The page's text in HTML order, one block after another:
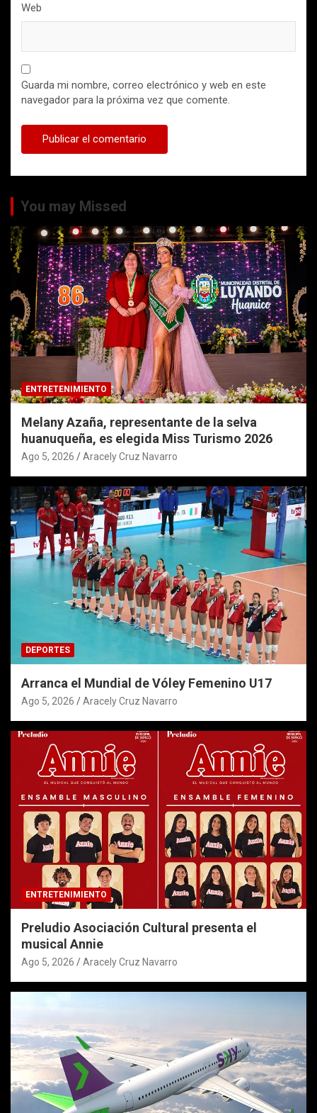
Web
Guarda mi nombre, correo electrónico y web en este
navegador para la próxima vez que comente.
You may Missed
ENTRETENIMIENTO
Melany Azaña, representante de la selva
huanuqueña, es elegida Miss Turismo 2026
Ago 5, 2026 Aracely Cruz Navarro
DEPORTES
Arranca el Mundial de Vóley Femenino U17
Ago 5, 2026 Aracely Cruz Navarro
ENTRETENIMIENTO
Preludio Asociación Cultural presenta el
musical Annie
Ago 5, 2026 Aracely Cruz Navarro